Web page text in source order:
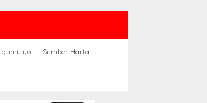
Sumber Harta